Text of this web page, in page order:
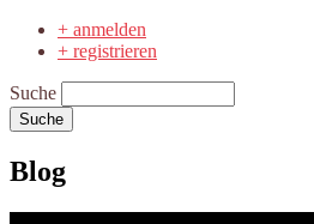
+ anmelden
+ registrieren
Suche
Blog